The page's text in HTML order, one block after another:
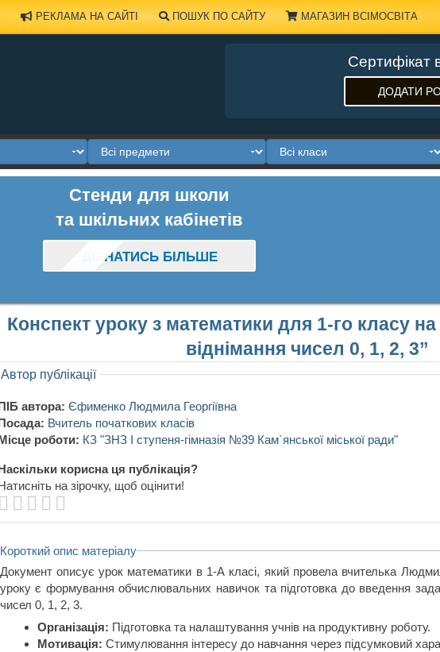
РЕКЛАМА НА САЙТІ ПОШУК ПО САЙТУ МАГАЗИН ВСІМОСВІТА
Сертифікат
ДОДАТИ
Стенди для школи
та шкільних кабінетів
ДІЗНАТИСЬ БІЛЬШЕ
Конспект уроку з математики для 1-го класу
віднімання чисел 0, 1, 2, 3”
Автор публікації
автора: Єфименко Людмила Георгіївна
Вчитель початкових класів
роботи: КЗ "ЗНЗ І ступеня-гімназія №39 Кам`янської міської ради"
корисна ця публікація?
на зірочку, щоб оцінити!
Короткий опис матеріалу
Документ описує урок математики в 1-А класі, який провела вчителька
уроку є формування обчислювальних навичок та підготовка до введення
чисел 0, 1, 2, 3.
Організація: Підготовка та налаштування учнів на продуктивну роботу.
Мотивація: Стимулювання інтересу до навчання через підсумковий